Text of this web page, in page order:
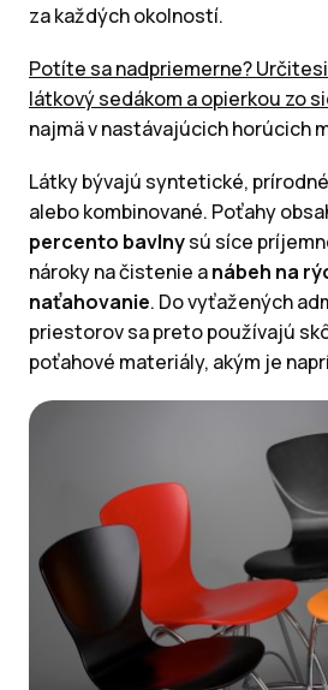
za každých okolností.
Potíte sa nadpriemerne?
látkový sedákom a opierkou zo
najmä v nastávajúcich horúcich
Látky bývajú syntetické,
alebo kombinované. Poťahy
percento bavlnysú síce
nároky na čistenie anábeh na
naťahovanie. Do vyťažených
priestorov sa preto používajú
poťahové materiály, akým je